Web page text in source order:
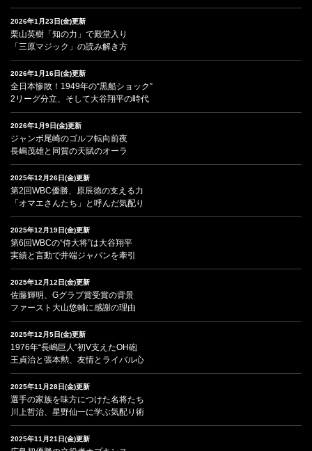
2026年1月23日(金)更新
栗山英樹「知の力」で殿堂入り
「三原マジック」の読み解き方
2026年1月16日(金)更新
全日本惨敗！1949年の“黒船ショック”
2リーグ分立、そして大谷翔平の時代
2026年1月9日(金)更新
ジャンボ尾崎のゴルフ転向前夜
長嶋茂雄と同質の天賦のオーラ
2025年12月26日(金)更新
第2回WBC優勝、原辰徳の支える力
「オマエさんたち」と呼んだ気配り
2025年12月19日(金)更新
第6回WBCの“侍大将”は大谷翔平
実績と言動で井端ジャパンを牽引
2025年12月12日(金)更新
佐藤輝明、Gグラブ賞受賞の背景
ファースト大山悠輔に感謝の理由
2025年12月5日(金)更新
1976年“長嶋巨人”初V支えたOH砲
王貞治と張本勲、友情とライバル心
2025年11月28日(金)更新
選手の家族を味方につけた名将たち
川上哲治、星野仙一に学ぶ気配り術
2025年11月21日(金)更新